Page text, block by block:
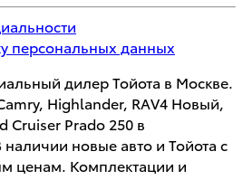
персональных данных
дилер Тойота в Москве.
Highlander, RAV4 Новый,
Cruiser Prado 250 в
новые авто и Тойота с
ценам. Комплектации и